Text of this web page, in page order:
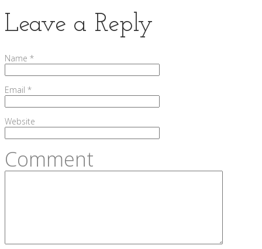
Leave a Reply
Name *
Email *
Website
Comment